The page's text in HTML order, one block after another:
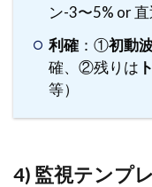
ン-3〜5% or 直
利確 ：①初動
確、②残りは
等）
4) 監視テンプ